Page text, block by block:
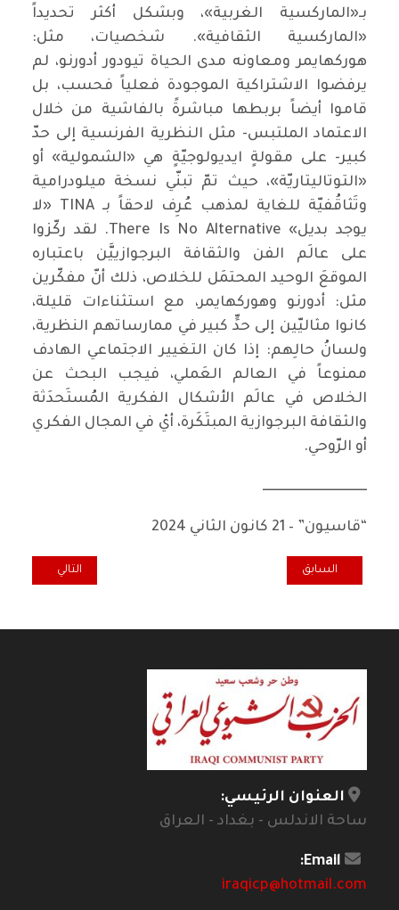
بـ«الماركسية الغربية»، وبشكل أكثر تحديداً
«الماركسية الثقافية». شخصيات، مثل:
هوركهايمر ومعاونه مدى الحياة تيودور أدورنو، لم
يرفضوا الاشتراكية الموجودة فعلياً فحسب، بل
قاموا أيضاً بربطها مباشرةً بالفاشية من خلال
الاعتماد الملتبس- مثل النظرية الفرنسية إلى حدّ
كبير- على مقولةٍ ايديولوجيّةٍ هي «الشمولية» أو
«التوتاليتاريّة»، حيث تمّ تبنّي نسخة ميلودرامية
وتَثاقُفيّة للغاية لمذهب عُرِف لاحقاً بـ TINA «لا
يوجد بديل» There Is No Alternative. لقد ركّزوا
على عالَم الفن والثقافة البرجوازييَّن باعتباره
الموقعَ الوحيد المحتمَل للخلاص، ذلك أنّ مفكّرين
مثل: أدورنو وهوركهايمر، مع استثناءات قليلة،
كانوا مثاليّين إلى حدٍّ كبير في ممارساتهم النظرية،
ولسانُ حالِهم: إذا كان التغيير الاجتماعي الهادف
ممنوعاً في العالم العَملي، فيجب البحث عن
الخلاص في عالَم الأشكال الفكرية المُستَحدَثة
والثقافة البرجوازية المبتَكَرة، أيْ في المجال الفكري
أو الرّوحي.
ـــــــــــــــــــــــــــــــــــــــ
“قاسيون” – 21 كانون الثاني 2024
المقال السابق: قاموس اقتصادي فلسفي.. التبادل
السابق المقال التالي:
التالي
العنوان الرئيسي:
ساحة الاندلس - بغداد - العراق
Email:
iraqicp@hotmail.com